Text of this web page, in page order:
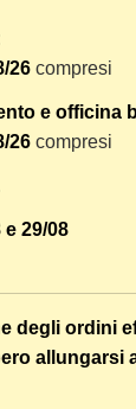
e le spese
mentre i costi
peso totale
di
ordine. Non
due ordini
per
inviato a
son ben
26 compresi
e officina
26 compresi
e 29/08
degli ordini
allungarsi